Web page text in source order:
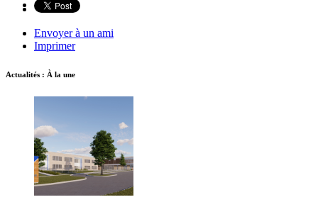
Envoyer à un ami
Imprimer
Actualités : À la une